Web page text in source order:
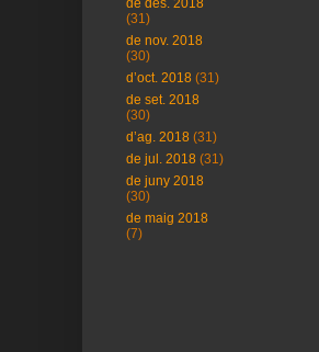
de des. 2018
(31)
de nov. 2018
(30)
d’oct. 2018 (31)
de set. 2018
(30)
d’ag. 2018 (31)
de jul. 2018 (31)
de juny 2018
(30)
de maig 2018
(7)